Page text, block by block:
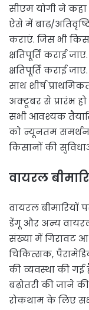
सीएम योगी ने कहा
ऐसे में बाढ़/
कराएं. जिस भी
क्षतिपूर्ति कराई
क्षतिपूर्ति कराई
साथ शीर्ष
अक्टूबर से प्रारंभ
सभी आवश्यक
को न्यूनतम समर्थन
किसानों की
वायरल
वायरल बीमारियों
डेंगू और अन्य वायरल
संख्या में गिरावट आ
चिकित्सक,
की व्यवस्था की
बढ़ोतरी की जाने
रोकथाम के लिए